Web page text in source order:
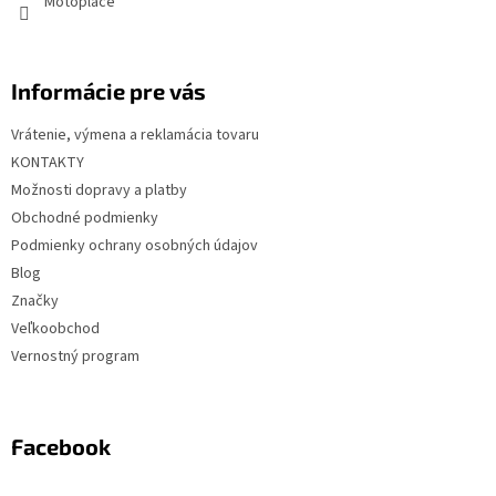
Informácie pre vás
Vrátenie, výmena a reklamácia tovaru
KONTAKTY
Možnosti dopravy a platby
Obchodné podmienky
Podmienky ochrany osobných údajov
Blog
Značky
Veľkoobchod
Vernostný program
Facebook